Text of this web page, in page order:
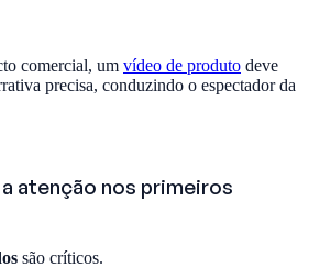
comercial, um vídeo de produto deve
precisa, conduzindo o espectador da
atenção nos primeiros
são críticos.